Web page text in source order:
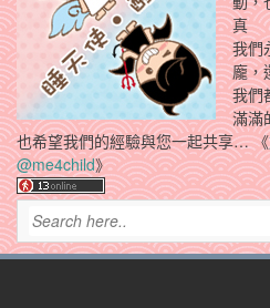
真
我們
龐，
我們
滿滿
也希望我們的經驗與您一起共享… 《
@me4child》